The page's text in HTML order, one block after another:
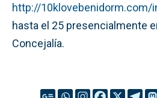
http://
hasta el 25 presencialmente
Concejalía.